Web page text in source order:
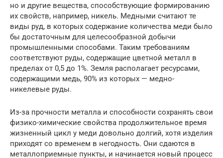
но и другие вещества, способствующие формированию
их свойств, например, никель. Медными считают те
виды руд, в которых содержание количества меди было
бы достаточным для целесообразной добычи
промышленными способами. Таким требованиям
соответствуют руды, содержащие цветной металл в
пределах от 0,5 до 1%. Земля располагает ресурсами,
содержащими медь, 90% из которых — медно-
никелевые руды.
Из-за прочности металла и способности сохранять свои
физико-химические свойства продолжительное время
жизненный цикл у меди довольно долгий, хотя изделия
приходят со временем в негодность. Они сдаются в
металлоприемные пункты, и начинается новый процесс